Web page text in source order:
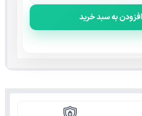
افزودن به سبد خرید